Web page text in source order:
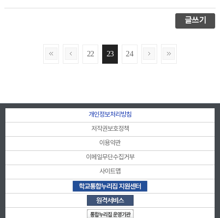
글쓰기
22 23 24
개인정보처리방침
저작권보호정책
이용약관
이메일무단수집거부
사이트맵